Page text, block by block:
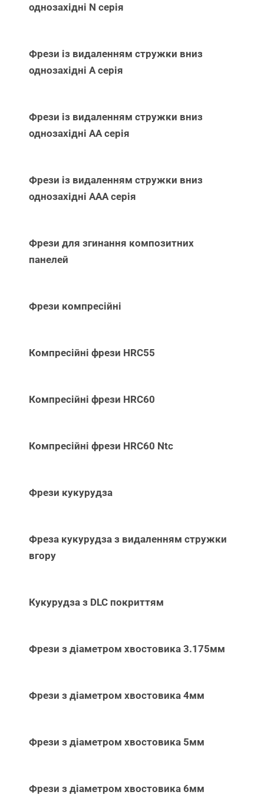
однозахідні N серія
Фрези із видаленням стружки вниз
однозахідні А серія
Фрези із видаленням стружки вниз
однозахідні АА серія
Фрези із видаленням стружки вниз
однозахідні ААА серія
Фрези для згинання композитних
панелей
Фрези компресійні
Компресійні фрези HRC55
Компресійні фрези HRC60
Компресійні фрези HRC60 Ntc
Фрези кукурудза
Фреза кукурудза з видаленням стружки
вгору
Кукурудза з DLC покриттям
Фрези з діаметром хвостовика 3.175мм
Фрези з діаметром хвостовика 4мм
Фрези з діаметром хвостовика 5мм
Фрези з діаметром хвостовика 6мм